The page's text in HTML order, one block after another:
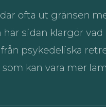
ofta ut gränsen
sidan klargör
psykedeliska
kan vara mer